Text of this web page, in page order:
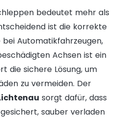
bedeutet mehr als
ist die korrekte
bei Automatikfahrzeugen,
Achsen ist ein
die sichere Lösung, um
zu vermeiden. Der
sorgt dafür, dass
sauber verladen